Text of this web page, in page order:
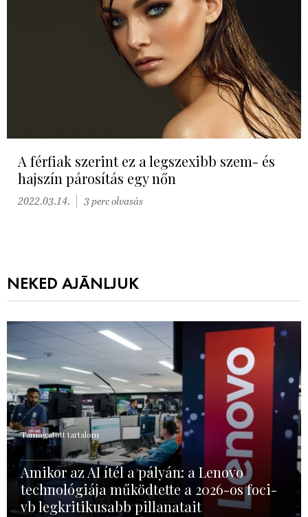
A férfiak szerint ez a legszexibb szem- és
hajszín párosítás egy nőn
2022.03.14. 3 perc olvasás
NEKED AJÁNLJUK
Támogatott tartalom
Amikor az AI ítél a pályán: a Lenovo
technológiája működtette a 2026-os foci-
vb legkritikusabb pillanatait